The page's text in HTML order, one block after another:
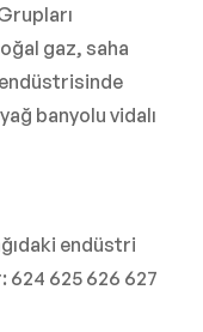
gaz, saha
banyolu vidalı
endüstri
624 625 626 627